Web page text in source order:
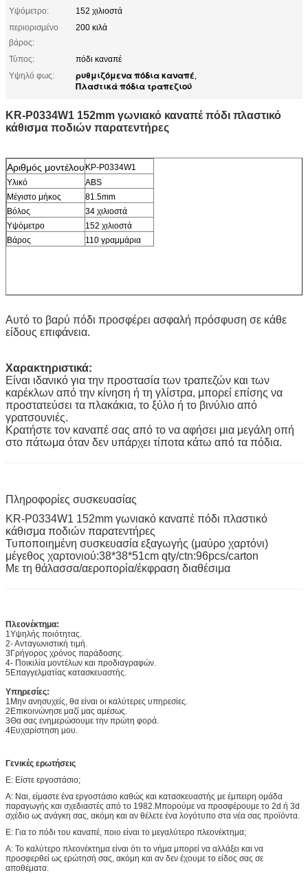
Υψόμετρο:
152 χιλιοστά
περιορισμένο
βάρος:
200 κιλά
Τύπος:
πόδι καναπέ
Υψηλό φως:
ρυθμιζόμενα πόδια καναπέ,
Πλαστικά πόδια τραπεζιού
KR-P0334W1 152mm γωνιακό καναπέ πόδι πλαστικό
κάθισμα ποδιών παρατεντήρες
Αριθμός μοντέλου ΚΡ-P0334W1
Υλικό
ABS
Μέγιστο μήκος
81.5mm
Βόλος
34 χιλιοστά
Υψόμετρο
152 χιλιοστά
Βάρος
110 γραμμάρια
Αυτό το βαρύ πόδι προσφέρει ασφαλή πρόσφυση σε κάθε
είδους επιφάνεια.
Χαρακτηριστικά:
Είναι ιδανικό για την προστασία των τραπεζών και των
καρέκλων από την κίνηση ή τη γλίστρα, μπορεί επίσης να
προστατεύσει τα πλακάκια, το ξύλο ή το βινύλιο από
γρατσουνιές.
Κρατήστε τον καναπέ σας από το να αφήσει μια μεγάλη οπή
στο πάτωμα όταν δεν υπάρχει τίποτα κάτω από τα πόδια.
Πληροφορίες συσκευασίας
KR-P0334W1 152mm γωνιακό καναπέ πόδι πλαστικό
κάθισμα ποδιών παρατεντήρες
Τυποποιημένη συσκευασία εξαγωγής (μαύρο χαρτόνι)
μέγεθος χαρτονιού:38*38*51cm qty/ctn:96pcs/carton
Με τη θάλασσα/αεροπορία/έκφραση διαθέσιμα
Πλεονέκτημα:
1Υψηλής ποιότητας.
2- Ανταγωνιστική τιμή.
3Γρήγορος χρόνος παράδοσης.
4- Ποικιλία μοντέλων και προδιαγραφών.
5Επαγγελματίας κατασκευαστής.
Υπηρεσίες:
1Μην ανησυχείς, θα είναι οι καλύτερες υπηρεσίες.
2Επικοινώνησε μαζί μας αμέσως.
3Θα σας ενημερώσουμε την πρώτη φορά.
4Ευχαρίστηση μου.
Γενικές ερωτήσεις
Ε: Είστε εργοστάσιο;
Α: Ναι, είμαστε ένα εργοστάσιο καθώς και κατασκευαστής με έμπειρη ομάδα
παραγωγής και σχεδιαστές από το 1982.Μπορούμε να προσφέρουμε το 2d ή 3d
σχέδιο ως ανάγκη σας, ακόμη και αν θέλετε ένα λογότυπο στα νέα σας προϊόντα.
Ε: Για το πόδι του καναπέ, ποιο είναι το μεγαλύτερο πλεονέκτημα;
Α: Το καλύτερο πλεονέκτημα είναι ότι το νήμα μπορεί να αλλάξει και να
προσφερθεί ως ερώτησή σας, ακόμη και αν δεν έχουμε το είδος σας σε
αποθέματα.